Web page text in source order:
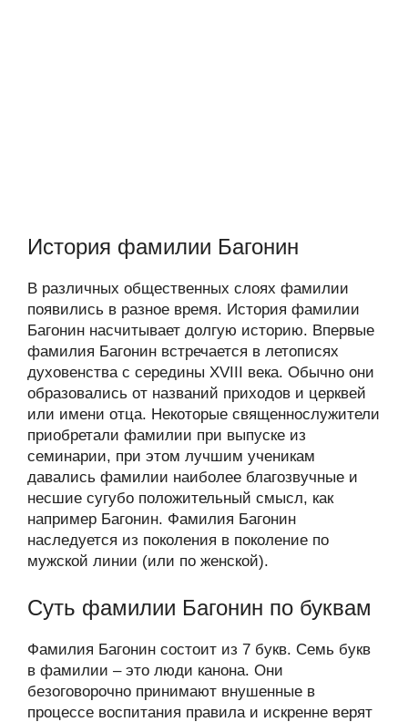
История фамилии Багонин
В различных общественных слоях фамилии
появились в разное время. История фамилии
Багонин насчитывает долгую историю. Впервые
фамилия Багонин встречается в летописях
духовенства с середины XVIII века. Обычно они
образовались от названий приходов и церквей
или имени отца. Некоторые священнослужители
приобретали фамилии при выпуске из
семинарии, при этом лучшим ученикам
давались фамилии наиболее благозвучные и
несшие сугубо положительный смысл, как
например Багонин. Фамилия Багонин
наследуется из поколения в поколение по
мужской линии (или по женской).
Суть фамилии Багонин по буквам
Фамилия Багонин состоит из 7 букв. Семь букв
в фамилии – это люди канона. Они
безоговорочно принимают внушенные в
процессе воспитания правила и искренне верят